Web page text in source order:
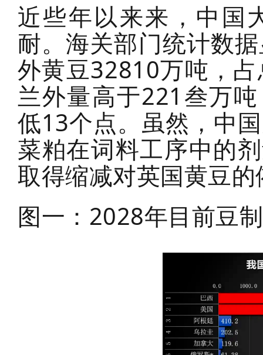
近些年以来来，中国
耐。海关部门统计数
外黄豆32810万吨，
兰外量高于221叁万
低13个点。虽然，中
菜粕在词料工序中的
取得缩减对英国黄豆
图一：2028年目前